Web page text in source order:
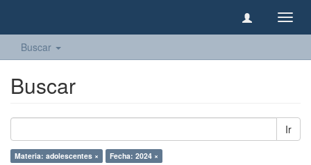
Buscar
Buscar
Ir
Materia: adolescentes × Fecha: 2024 ×